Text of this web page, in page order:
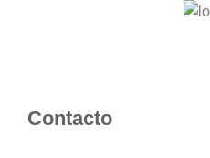
Contacto